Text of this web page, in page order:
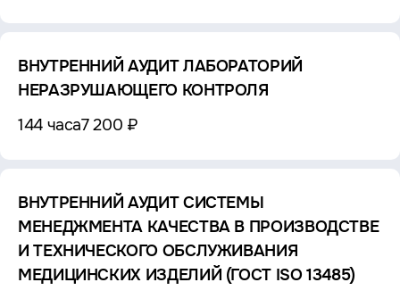
ВНУТРЕННИЙ АУДИТ ЛАБОРАТОРИЙ
НЕРАЗРУШАЮЩЕГО КОНТРОЛЯ
144 часа7 200 ₽
ВНУТРЕННИЙ АУДИТ СИСТЕМЫ
МЕНЕДЖМЕНТА КАЧЕСТВА В ПРОИЗВОДСТВЕ
И ТЕХНИЧЕСКОГО ОБСЛУЖИВАНИЯ
МЕДИЦИНСКИХ ИЗДЕЛИЙ (ГОСТ ISO 13485)